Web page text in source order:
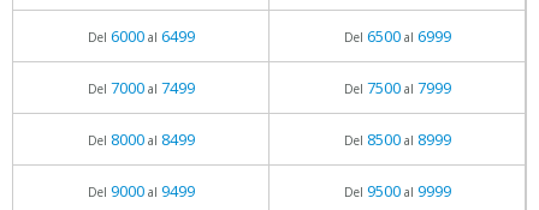
Del 6000al 6499 Del 6500al 6999
Del 7000al 7499 Del 7500al 7999
Del 8000al 8499 Del 8500al 8999
Del 9000al 9499 Del 9500al 9999